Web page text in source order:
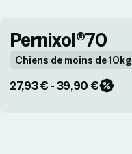
Pernixol®70
Chiens de moins de 10kg
27,93 € - 39,90 €